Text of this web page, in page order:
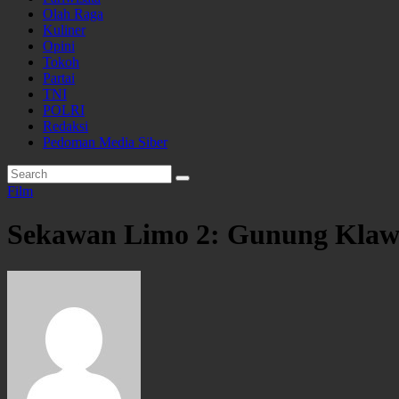
Olah Raga
Kuliner
Opini
Tokoh
Partai
TNI
POLRI
Redaksi
Pedoman Media Siber
Film
Sekawan Limo 2: Gunung